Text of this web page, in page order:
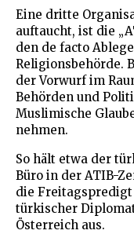
Eine dritte
auftaucht, ist die
den de facto
Religionsbehörde.
der Vorwurf im
Behörden und
Muslimische
nehmen.
So hält etwa der
Büro in der ATIB-
die Freitagspredigt
türkischer
Österreich aus.